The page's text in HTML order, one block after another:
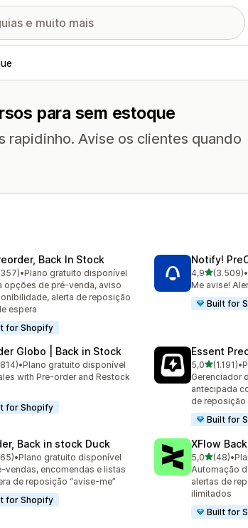
para sem estoque
rapidinho. Avise os clientes quando
Back In Stock
estrelas
ao todo
•Plano gratuito disponível
opções de pré-venda, aviso
alerta de reposição
espera
for Shopify
Notify!
4,9de 5(3.509)
3509 •
Me avise!
Built for
Globo | Back in Stock
estrelas
ao todo
•Plano gratuito disponível
with Pre-order and Restock
for Shopify
Essent
5,0de 5(1.191)
1191 •
Gerenciador
antecipada
de reposição
Built for
Back in stock Duck
estrelas
ao todo
•Plano gratuito disponível
vendas, encomendas e listas
de reposição “avise-me”
for Shopify
XFlow
5,0de 5(48)
48 •
Automação
alertas de
ilimitados
Built for